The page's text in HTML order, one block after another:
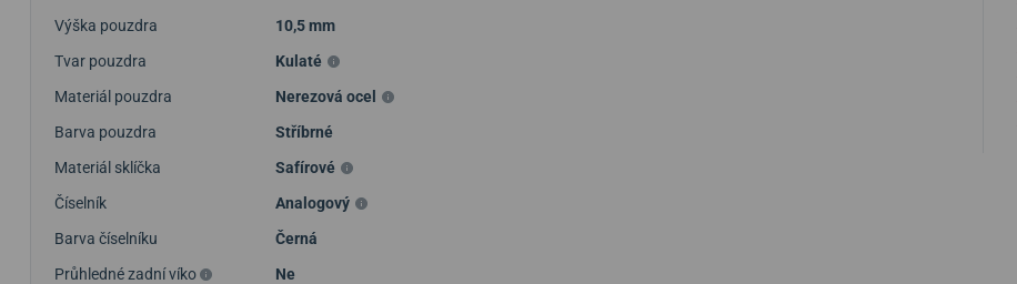
Výška pouzdra
10,5 mm
Tvar pouzdra
Kulaté
Materiál pouzdra
Nerezová ocel
Barva pouzdra
Stříbrné
Materiál sklíčka
Safírové
Číselník
Analogový
Barva číselníku
Černá
Průhledné zadní víko
Ne